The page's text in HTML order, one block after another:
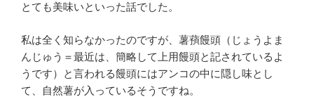
とても美味いといった話でした。
私は全く知らなかったのですが、薯蕷饅頭（じょうよま
んじゅう＝最近は、簡略して上用饅頭と記されているよ
うです）と言われる饅頭にはアンコの中に隠し味とし
て、自然薯が入っているそうですね。